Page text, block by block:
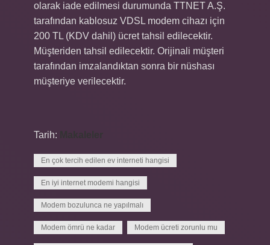
olarak iade edilmesi durumunda TTNET A.Ş.
tarafından kablosuz VDSL modem cihazı için
200 TL (KDV dahil) ücret tahsil edilecektir.
Müşteriden tahsil edilecektir. Orijinali müşteri
tarafından imzalandıktan sonra bir nüshası
müşteriye verilecektir.
Tarih:
En çok tercih edilen ev interneti hangisi
En iyi internet modemi hangisi
Modem bozulunca ne yapılmalı
Modem ömrü ne kadar Modem ücreti zorunlu mu